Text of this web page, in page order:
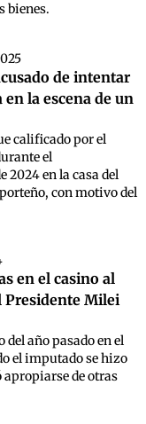
bienes.
de intentar
la escena de un
calificado por el
el
2024 en la casa del
con motivo del
en el casino al
Presidente Milei
del año pasado en el
el imputado se hizo
apropiarse de otras